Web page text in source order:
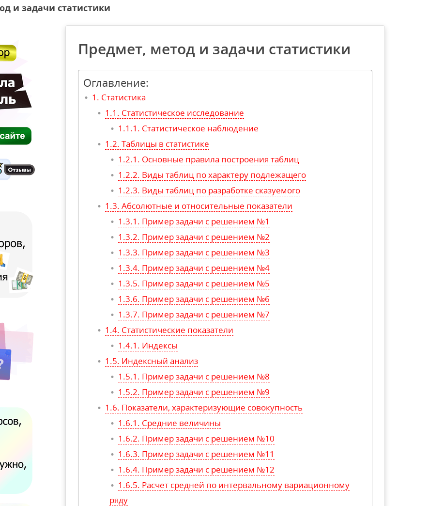
и задачи статистики
Предмет, метод и задачи статистики
Оглавление:
Статистика
Статистическое исследование
Статистическое наблюдение
Таблицы в статистике
Основные правила построения таблиц
Виды таблиц по характеру подлежащего
Виды таблиц по разработке сказуемого
Абсолютные и относительные показатели
Пример задачи с решением №1
Пример задачи с решением №2
Пример задачи с решением №3
Пример задачи с решением №4
Пример задачи с решением №5
Пример задачи с решением №6
Пример задачи с решением №7
Статистические показатели
Индексы
Индексный анализ
Пример задачи с решением №8
Пример задачи с решением №9
Показатели, характеризующие совокупность
Средние величины
Пример задачи с решением №10
Пример задачи с решением №11
Пример задачи с решением №12
Расчет средней по интервальному вариационному
ряду